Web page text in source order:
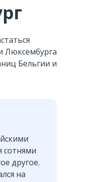
Люксембурга
Бельгии и
сотнями
другое.
на